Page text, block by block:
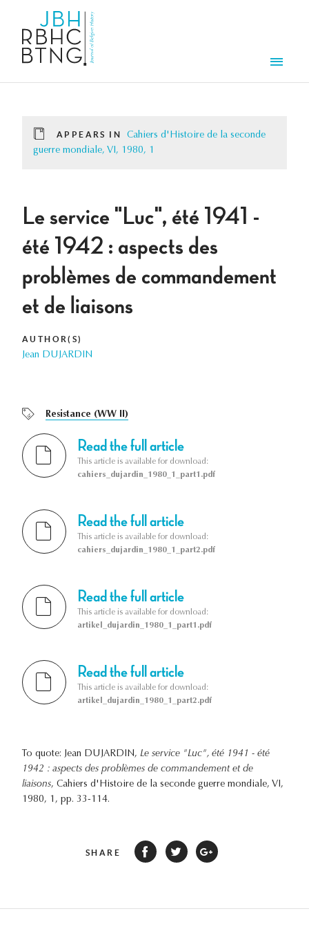
APPEARS IN
Cahiers d'Histoire de la seconde
guerre mondiale, VI, 1980, 1
Le service "Luc", été 1941 -
été 1942 : aspects des
problèmes de commandement
et de liaisons
AUTHOR(S)
Jean DUJARDIN
Resistance (WW II)
Read the full article
This article is available for download:
cahiers_dujardin_1980_1_part1.pdf
Read the full article
This article is available for download:
cahiers_dujardin_1980_1_part2.pdf
Read the full article
This article is available for download:
artikel_dujardin_1980_1_part1.pdf
Read the full article
This article is available for download:
artikel_dujardin_1980_1_part2.pdf
To quote: Jean DUJARDIN, Le service "Luc", été 1941 - été
1942 : aspects des problèmes de commandement et de
liaisons, Cahiers d'Histoire de la seconde guerre mondiale, VI,
1980, 1, pp. 33-114.
SHARE